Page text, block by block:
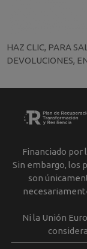
HAZ CLIC, PARA
DEVOLUCIONES,
Financiado por
Sin embargo, los
son
Ni la Unión